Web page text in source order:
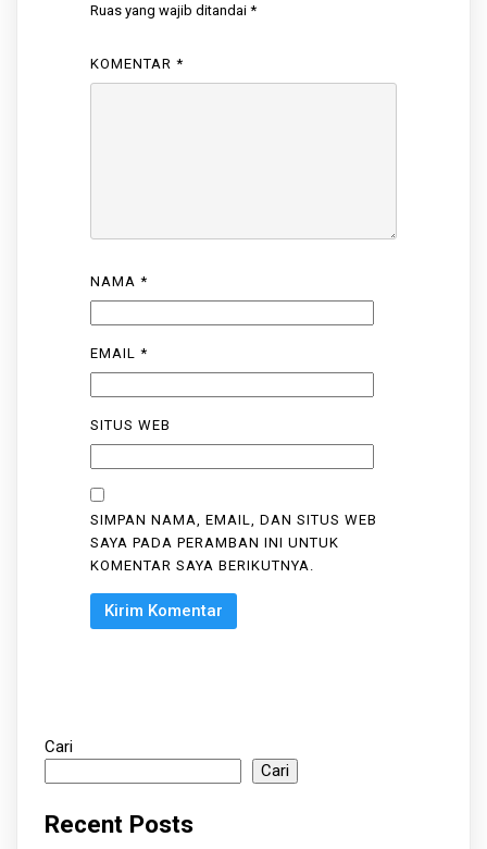
Ruas yang wajib ditandai *
KOMENTAR *
NAMA *
EMAIL *
SITUS WEB
SIMPAN NAMA, EMAIL, DAN SITUS WEB
SAYA PADA PERAMBAN INI UNTUK
KOMENTAR SAYA BERIKUTNYA.
Cari
Cari
Recent Posts